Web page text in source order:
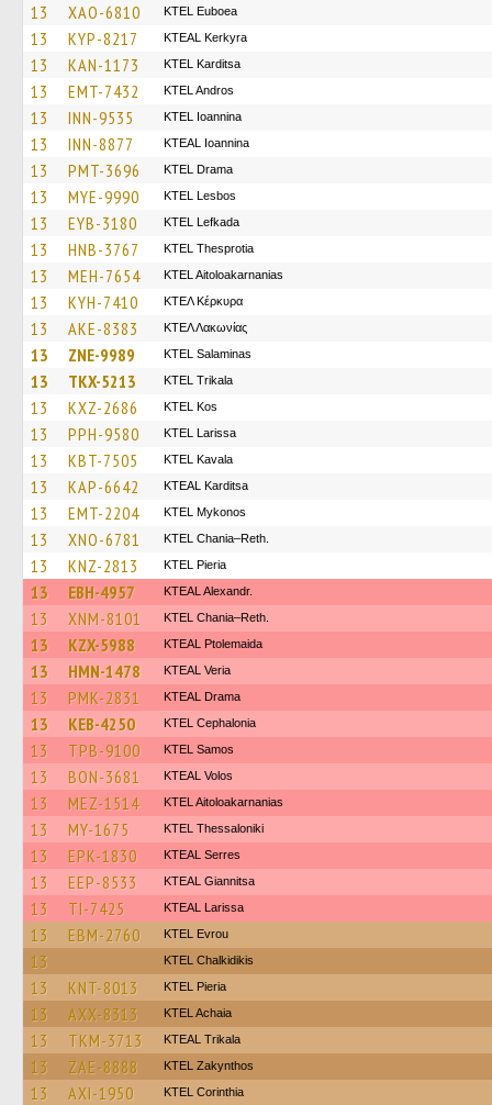
13 XAO-6810 ΚΤΕL Euboea
13 KYP-8217 KTEAL Kerkyra
13 KAN-1173 ΚΤΕL Karditsa
13 EMT-7432 KTEL Andros
13 INN-9535 KTEL Ioannina
13 INN-8877 KTEAL Ioannina
13 PMT-3696 KTEL Drama
13 MYE-9990 KTEL Lesbos
13 EYB-3180 KTEL Lefkada
13 HNB-3767 KTEL Thesprotia
13 MEH-7654 KTEL Aitoloakarnanias
13 KYH-7410 ΚΤΕΛ Κέρκυρα
13 AKE-8383 ΚΤΕΛ Λακωνίας
13 ZNE-9989 KTEL Salaminas
13 TKX-5213 ΚΤΕL Τrikala
13 KXZ-2686 KTEL Kos
13 PPH-9580 KTEL Larissa
13 KBT-7505 KTEL Kavala
13 KAP-6642 KTEAL Karditsa
13 EMT-2204 KTEL Mykonos
13 XNO-6781 KTEL Chania–Reth.
13 KNZ-2813 KTEL Pieria
13 EBH-4957 KTEAL Alexandr.
13 XNM-8101 KTEL Chania–Reth.
13 KZX-5988 KTEAL Ptolemaida
13 HMN-1478 KTEAL Veria
13 PMK-2831 KTEAL Drama
13 KEB-4250 KTEL Cephalonia
13 TPB-9100 KTEL Samos
13 BON-3681 KTEAL Volos
13 MEZ-1514 KTEL Aitoloakarnanias
13 MY-1675 KTEL Thessaloniki
13 EPK-1830 KTEAL Serres
13 EEP-8533 KTEAL Giannitsa
13 TI-7425 KTEAL Larissa
13 EBM-2760 KTEL Evrou
13 ΚΤΕL Chalkidikis
13 KNT-8013 KTEL Pieria
13 AXX-8313 KTEL Achaia
13 TKM-3713 KTEAL Trikala
13 ZAE-8888 KTEL Zakynthos
13 AXI-1950 KTEL Corinthia